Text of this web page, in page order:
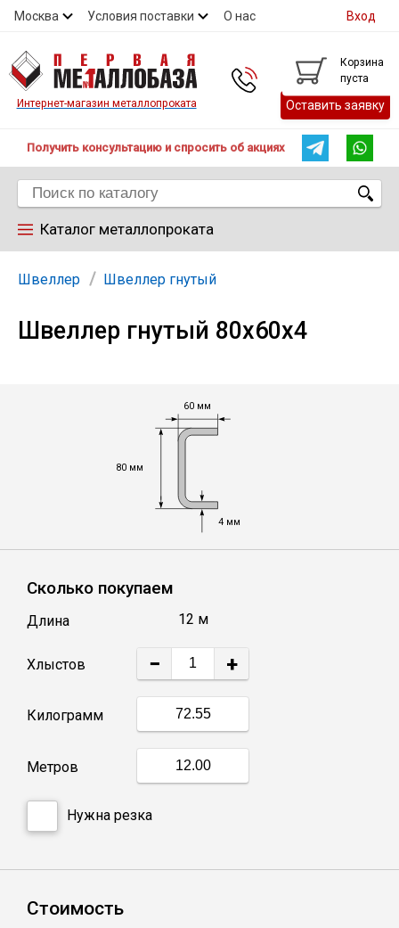
Москва Условия поставки О нас
Контакты
Вход
Интернет-магазин металлопроката
Корзина
пуста
Оставить заявку
Получить консультацию и спросить об акциях
Каталог металлопроката
Арматура
Труба
Квадрат стальной
Труба профильная
Швеллер
Сетка кладочная
Швеллер Швеллер гнутый
Швеллер гнутый 80х60х4
60 мм
80 мм
4 мм
Сколько покупаем
Длина 12 м
Хлыстов − +
Килограмм
Метров
Нужна резка
Стоимость